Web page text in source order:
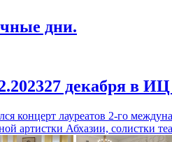
дни.
27 декабря в
концерт лауреатов 2-го
артистки Абхазии, солистки